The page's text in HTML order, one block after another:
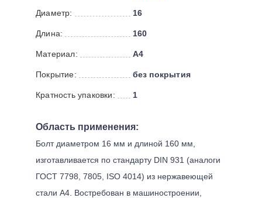
Диаметр: 16
Длина: 160
Материал: А4
Покрытие: без покрытия
Кратность упаковки: 1
Область применения:
Болт диаметром 16 мм и длиной 160 мм,
изготавливается по стандарту DIN 931 (аналоги
ГОСТ 7798, 7805, ISO 4014) из нержавеющей
стали А4. Востребован в машиностроении,